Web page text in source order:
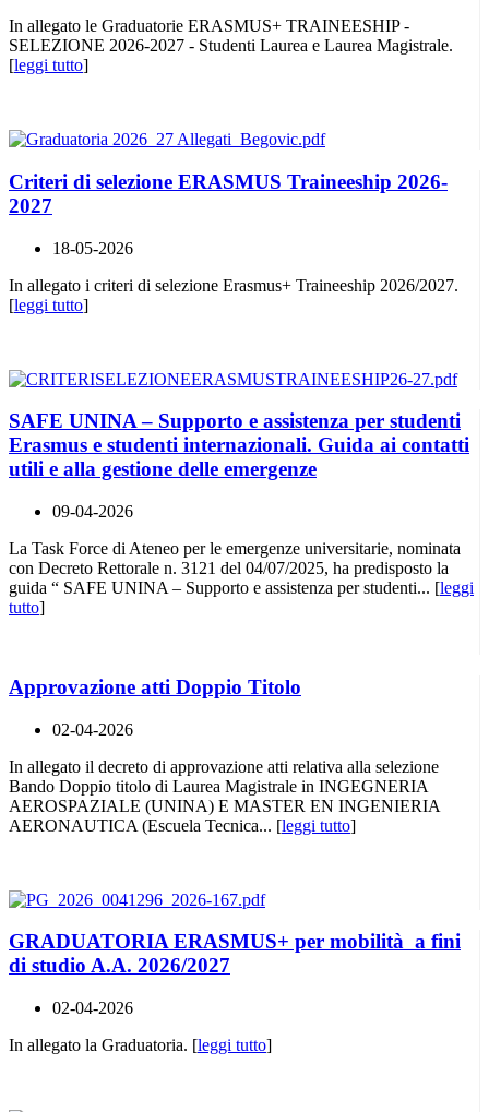
In allegato le Graduatorie ERASMUS+ TRAINEESHIP -
SELEZIONE 2026-2027 - Studenti Laurea e Laurea Magistrale.
[leggi tutto]
Criteri di selezione ERASMUS Traineeship 2026-
2027
18-05-2026
In allegato i criteri di selezione Erasmus+ Traineeship 2026/2027.
[leggi tutto]
SAFE UNINA – Supporto e assistenza per studenti
Erasmus e studenti internazionali. Guida ai contatti
utili e alla gestione delle emergenze
09-04-2026
La Task Force di Ateneo per le emergenze universitarie, nominata
con Decreto Rettorale n. 3121 del 04/07/2025, ha predisposto la
guida “ SAFE UNINA – Supporto e assistenza per studenti... [leggi
tutto]
Approvazione atti Doppio Titolo
02-04-2026
In allegato il decreto di approvazione atti relativa alla selezione
Bando Doppio titolo di Laurea Magistrale in INGEGNERIA
AEROSPAZIALE (UNINA) E MASTER EN INGENIERIA
AERONAUTICA (Escuela Tecnica... [leggi tutto]
GRADUATORIA ERASMUS+ per mobilità a fini
di studio A.A. 2026/2027
02-04-2026
In allegato la Graduatoria. [leggi tutto]